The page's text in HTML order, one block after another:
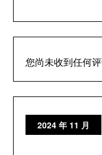
您尚未收到任何评
2024 年 11 月